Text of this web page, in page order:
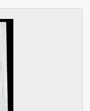
dag mot USA:s